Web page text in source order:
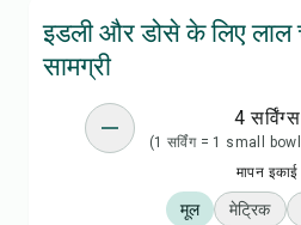
इडली और डोसे के लिए लाल
सामग्री
4 सर्विंग्स
(1 सर्विंग = 1 small
मापन इकाई
मूल मेट्रिक